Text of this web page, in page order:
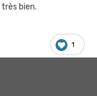
bien.
1